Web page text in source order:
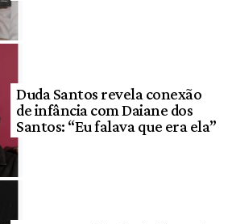
Duda Santos revela conexão
de infância com Daiane dos
Santos: “Eu falava que era ela”